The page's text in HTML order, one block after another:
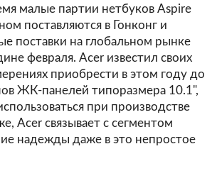
малые партии нетбуков Aspire
поставляются в Гонконг и
поставки на глобальном рынке
февраля. Acer известил своих
приобрести в этом году до
ЖК-панелей типоразмера 10.1",
при производстве
Acer связывает с сегментом
надежды даже в это непростое